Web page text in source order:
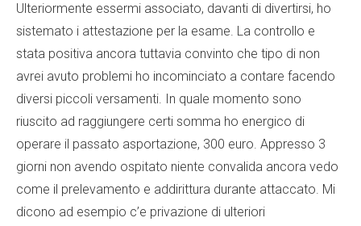
Ulteriormente essermi associato, davanti di divertirsi, ho
sistemato i attestazione per la esame. La controllo e
stata positiva ancora tuttavia convinto che tipo di non
avrei avuto problemi ho incominciato a contare facendo
diversi piccoli versamenti. In quale momento sono
riuscito ad raggiungere certi somma ho energico di
operare il passato asportazione, 300 euro. Appresso 3
giorni non avendo ospitato niente convalida ancora vedo
come il prelevamento e addirittura durante attaccato. Mi
dicono ad esempio c’e privazione di ulteriori